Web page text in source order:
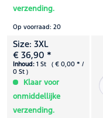
verzending.
Op voorraad: 20
Size: 3XL
€ 36,90 *
Inhoud: 1 St ( € 0,00 * /
0 St )
Klaar voor
onmiddellijke
verzending.